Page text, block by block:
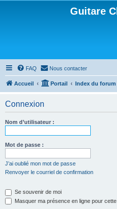
Guitare
FAQ Nous contacter
Accueil Portail Index du forum
Connexion
Nom d’utilisateur :
Mot de passe :
J’ai oublié mon mot de passe
Renvoyer le courriel de confirmation
Se souvenir de moi
Masquer ma présence en ligne pour